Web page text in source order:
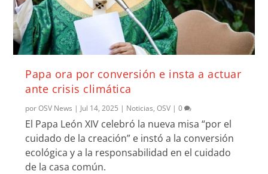
Papa ora por conversión e insta a actuar
ante crisis climática
porOSV News | Jul 14, 2025 | Noticias,OSV |0
El Papa León XIV celebró la nueva misa “por el
cuidado de la creación” e instó a la conversión
ecológica y a la responsabilidad en el cuidado
de la casa común.